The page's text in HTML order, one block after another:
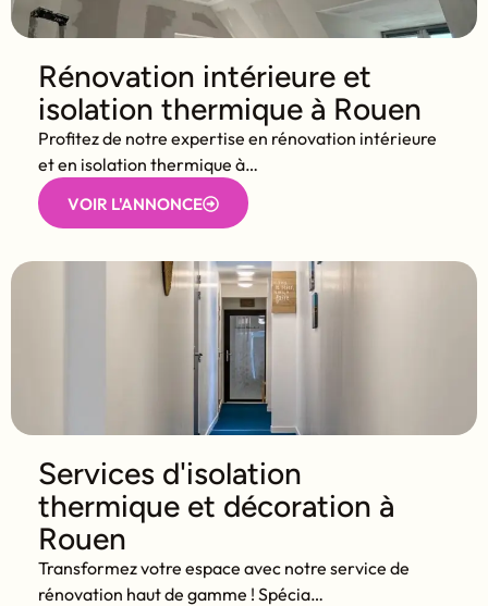
Rénovation intérieure et
isolation thermique à Rouen
Profitez de notre expertise en rénovation intérieure
et en isolation thermique à…
VOIR L'ANNONCE
Services d'isolation
thermique et décoration à
Rouen
Transformez votre espace avec notre service de
rénovation haut de gamme ! Spécia…